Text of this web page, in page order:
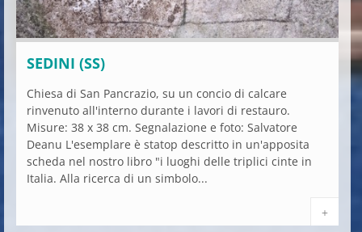
SEDINI (SS)
Chiesa di San Pancrazio, su un concio di calcare
rinvenuto all'interno durante i lavori di restauro.
Misure: 38 x 38 cm. Segnalazione e foto: Salvatore
Deanu L'esemplare è statop descritto in un'apposita
scheda nel nostro libro "i luoghi delle triplici cinte in
Italia. Alla ricerca di un simbolo...
+